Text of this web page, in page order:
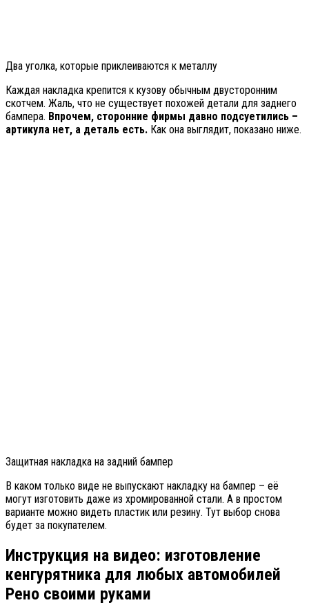
Два уголка, которые приклеиваются к металлу
Каждая накладка крепится к кузову обычным двусторонним
скотчем. Жаль, что не существует похожей детали для заднего
бампера. Впрочем, сторонние фирмы давно подсуетились –
артикула нет, а деталь есть. Как она выглядит, показано ниже.
Защитная накладка на задний бампер
В каком только виде не выпускают накладку на бампер – её
могут изготовить даже из хромированной стали. А в простом
варианте можно видеть пластик или резину. Тут выбор снова
будет за покупателем.
Инструкция на видео: изготовление
кенгурятника для любых автомобилей
Рено своими руками